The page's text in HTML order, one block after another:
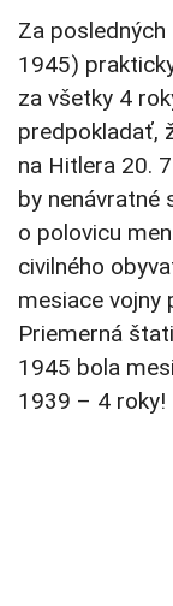
Za
1945)
za všetky 4
predpokladať,
na Hitlera 20.
by
o polovicu
civilného
mesiace vojny
Priemerná
1945 bola
1939 – 4 roky!